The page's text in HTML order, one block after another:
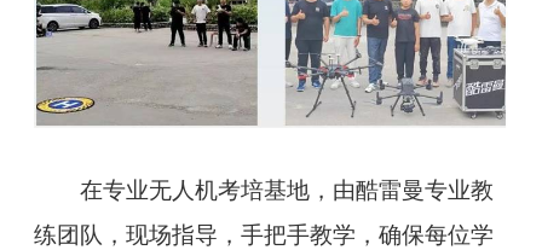
在专业无人机考培基地，由酷雷曼专业教
练团队，现场指导，手把手教学，确保每位学